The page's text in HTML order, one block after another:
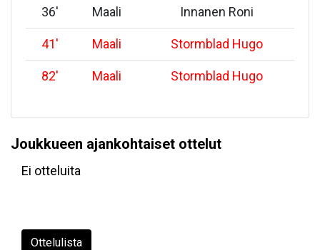
36' Maali Innanen Roni
41' Maali Stormblad Hugo
82' Maali Stormblad Hugo
Joukkueen ajankohtaiset ottelut
Ei otteluita
Ottelulista